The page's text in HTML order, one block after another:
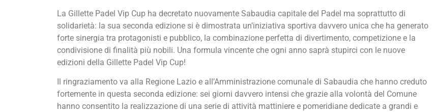
La Gillette Padel Vip Cup ha decretato nuovamente Sabaudia capitale del Padel ma soprattutto di
solidarietà: la sua seconda edizione si è dimostrata un’iniziativa sportiva davvero unica che ha generato
forte sinergia tra protagonisti e pubblico, la combinazione perfetta di divertimento, competizione e la
condivisione di finalità più nobili. Una formula vincente che ogni anno saprà stupirci con le nuove
edizioni della Gillette Padel Vip Cup!
Il ringraziamento va alla Regione Lazio e all’Amministrazione comunale di Sabaudia che hanno creduto
fortemente in questa seconda edizione: sei giorni davvero intensi che grazie alla volontà del Comune
hanno consentito la realizzazione di una serie di attività mattiniere e pomeridiane dedicate a grandi e